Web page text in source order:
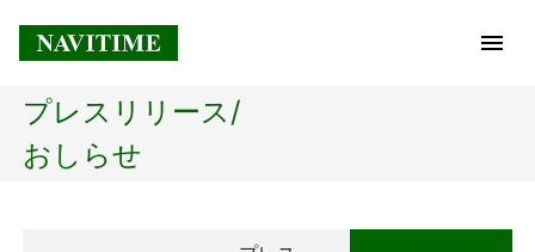
トップページ
プレスリリース/
おしらせ